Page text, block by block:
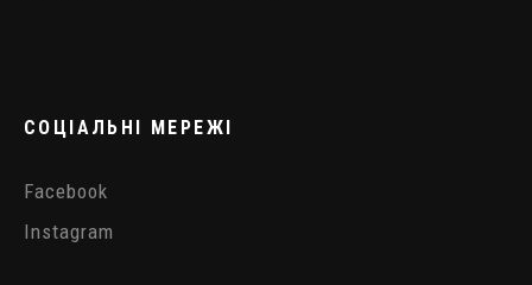
СОЦІАЛЬНІ МЕРЕЖІ
Facebook
Instagram